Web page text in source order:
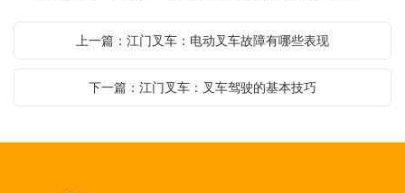
上一篇：江门叉车：电动叉车故障有哪些表现
下一篇：江门叉车：叉车驾驶的基本技巧